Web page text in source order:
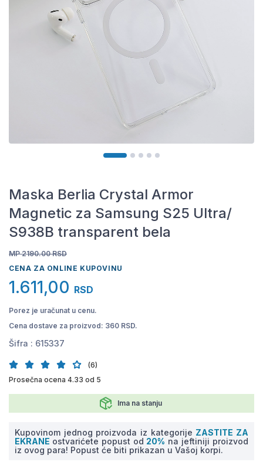
Maska Berlia Crystal Armor
Magnetic za Samsung S25 Ultra/
S938B transparent bela
MP 2190.00 RSD
CENA ZA ONLINE KUPOVINU
1.611,00 RSD
Porez je uračunat u cenu.
Cena dostave za proizvod: 360 RSD.
Šifra : 615337
(6)
Prosečna ocena 4.33 od 5
Ima na stanju
Kupovinom jednog proizvoda iz kategorije ZASTITE ZA
EKRANE ostvarićete popust od 20% na jeftiniji proizvod
iz ovog para! Popust će biti prikazan u Vašoj korpi.